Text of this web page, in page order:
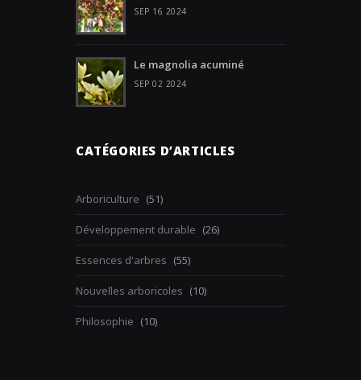
SEP 16 2024
Le magnolia acuminé
SEP 02 2024
CATÉGORIES D’ARTICLES
Arboriculture (51)
Développement durable (26)
Essences d'arbres (55)
Nouvelles arboricoles (10)
Philosophie (10)